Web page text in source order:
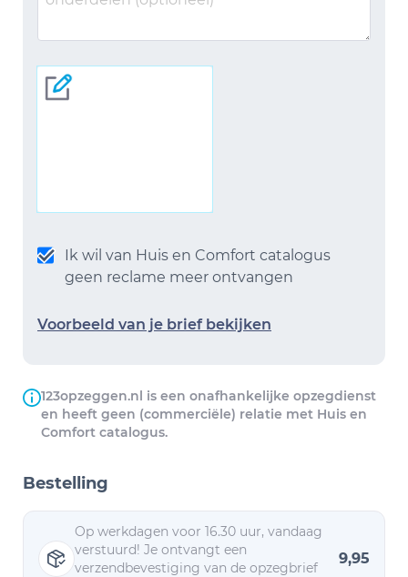
Ik wil van Huis en Comfort catalogus
geen reclame meer ontvangen
Voorbeeld van je brief bekijken
123opzeggen.nl is een onafhankelijke opzegdienst
en heeft geen (commerciële) relatie met Huis en
Comfort catalogus.
Bestelling
Op werkdagen voor 16.30 uur, vandaag
verstuurd! Je ontvangt een
verzendbevestiging van de opzegbrief
9,95